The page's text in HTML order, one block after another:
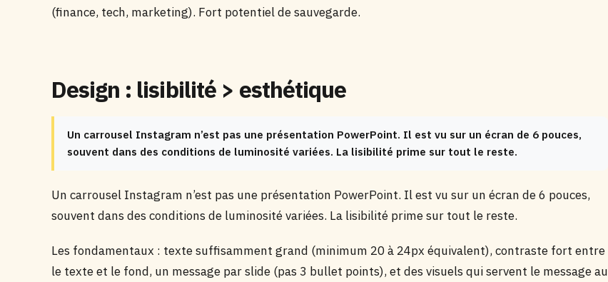
(finance, tech, marketing). Fort potentiel de sauvegarde.
Design : lisibilité > esthétique
Un carrousel Instagram n’est pas une présentation PowerPoint. Il est vu sur un écran de 6 pouces,
souvent dans des conditions de luminosité variées. La lisibilité prime sur tout le reste.
Un carrousel Instagram n’est pas une présentation PowerPoint. Il est vu sur un écran de 6 pouces,
souvent dans des conditions de luminosité variées. La lisibilité prime sur tout le reste.
Les fondamentaux : texte suffisamment grand (minimum 20 à 24px équivalent), contraste fort entre
le texte et le fond, un message par slide (pas 3 bullet points), et des visuels qui servent le message au